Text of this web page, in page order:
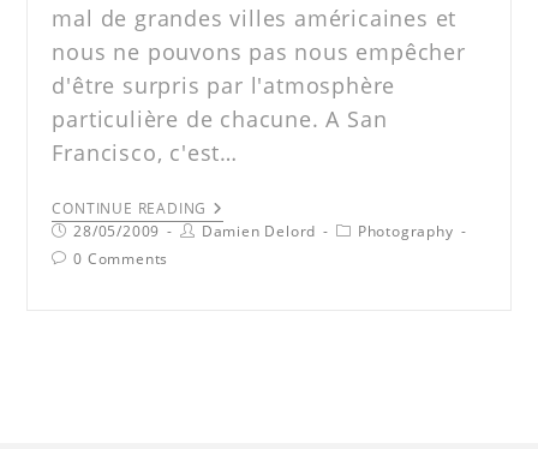
mal de grandes villes américaines et
nous ne pouvons pas nous empêcher
d'être surpris par l'atmosphère
particulière de chacune. A San
Francisco, c'est…
CONTINUE READING
28/05/2009
Damien Delord
Photography
0 Comments